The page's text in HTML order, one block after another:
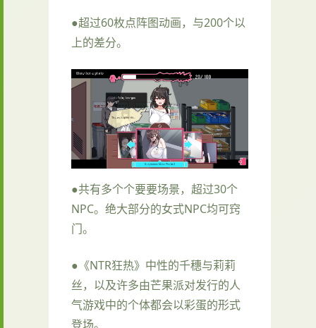
●超过60枚点阵图动画，与200个以
上的差分。
●共有多个个要要场景，超过30个
NPC。绝大部分的女式NPC均可窍
门。
●《NTR狂热》中性的千穗与莉莉
丝，以及许多由芒果派对发行的人
气游戏中的个体都会以彩蛋的形式
登场。